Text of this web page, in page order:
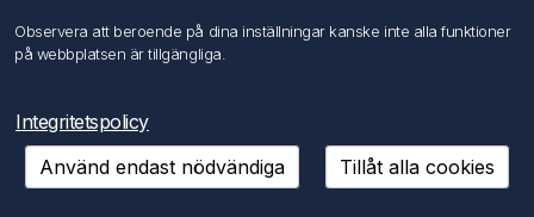
Följ oss
Copyright © 2026 FÖRCH Sverige AB. Alla rättigheter reserverade.
Powered bynopCommerce
Observera att beroende på dina inställningar kanske inte alla funktioner
på webbplatsen är tillgängliga.
Integritetspolicy
Använd endast nödvändiga
Tillåt alla cookies